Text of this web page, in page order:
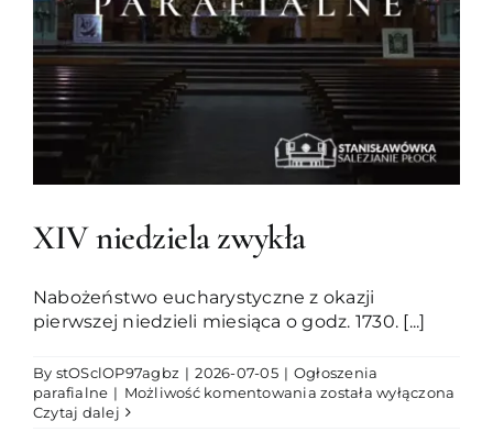
XIV niedziela zwykła
Nabożeństwo eucharystyczne z okazji
pierwszej niedzieli miesiąca o godz. 1730. [...]
By stOSclOP97agbz | 2026-07-05 | Ogłoszenia
parafialne | Możliwość komentowaniaXIV
została wyłączona
Czytaj dalej